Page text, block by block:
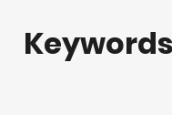
Keywords